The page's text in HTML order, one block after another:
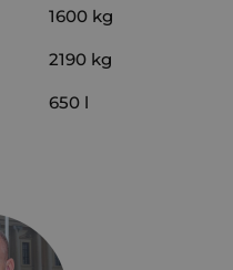
1600 kg
2190 kg
650 l